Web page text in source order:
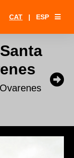
CAT | ESP